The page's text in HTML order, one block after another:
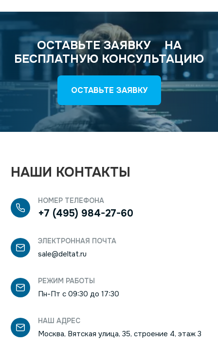
ОСТАВЬТЕ ЗАЯВКУНА
БЕСПЛАТНУЮ КОНСУЛЬТАЦИЮ
ОСТАВЬТЕ ЗАЯВКУ
НАШИ КОНТАКТЫ
НОМЕР ТЕЛЕФОНА
+7 (495) 984-27-60
ЭЛЕКТРОННАЯ ПОЧТА
sale@deltat.ru
РЕЖИМ РАБОТЫ
Пн-Пт с 09:30 до 17:30
НАШ АДРЕС
Москва, Вятская улица, 35, строение 4, этаж 3